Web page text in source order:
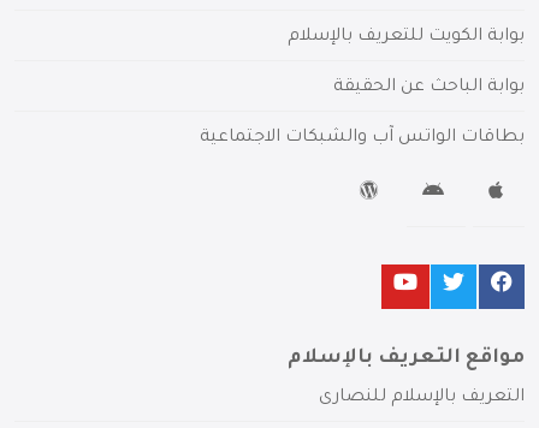
بوابة الكويت للتعريف بالإسلام
بوابة الباحث عن الحقيقة
بطاقات الواتس آب والشبكات الاجتماعية
مواقع التعريف بالإسلام
التعريف بالإسلام للنصارى